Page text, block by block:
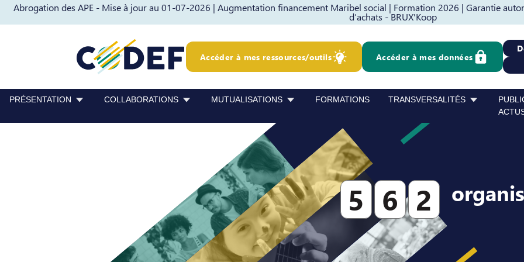
Abrogation des APE - Mise à jour au 01-07-2026 | Augmentation financement Maribel social | Formation 2026 | Garantie
d’achats - BRUX'Koop
Passer au contenu Passer au pied de page
Accéder à mes ressources/outils Accéder à mes données
PRÉSENTATION COLLABORATIONS MUTUALISATIONS FORMATIONS TRANSVERSALITÉS
5 6 2